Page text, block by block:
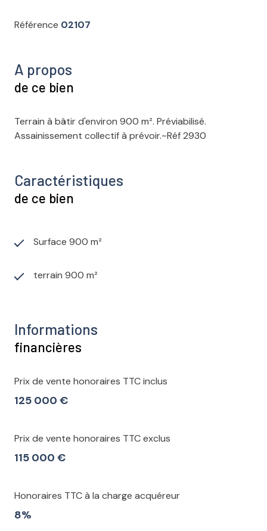
Référence 02107
A propos
de ce bien
Terrain à bâtir d'environ 900 m². Préviabilisé.
Assainissement collectif à prévoir.~Réf 2930
Caractéristiques
de ce bien
Surface 900 m²
terrain 900 m²
Informations
financières
Prix de vente honoraires TTC inclus
125 000 €
Prix de vente honoraires TTC exclus
115 000 €
Honoraires TTC à la charge acquéreur
8%